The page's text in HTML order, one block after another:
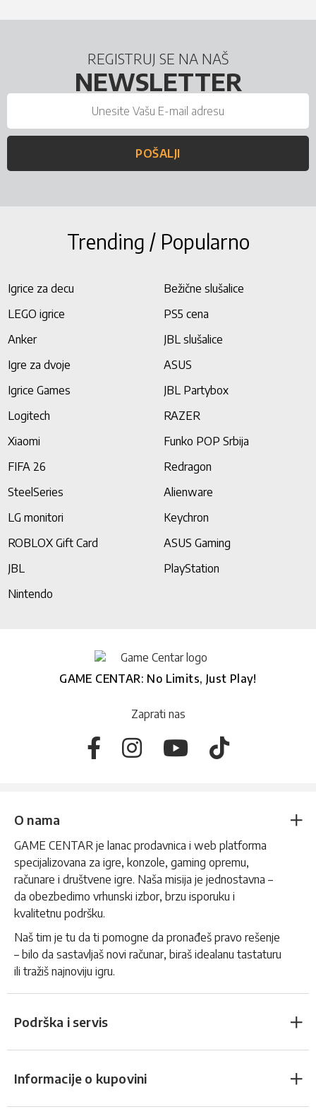
REGISTRUJ SE NA NAŠ
NEWSLETTER
POŠALJI
Trending / Popularno
Igrice za decu
Bežične slušalice
LEGO igrice
PS5 cena
Anker
JBL slušalice
Igre za dvoje
ASUS
Igrice Games
JBL Partybox
Logitech
RAZER
Xiaomi
Funko POP Srbija
FIFA 26
Redragon
SteelSeries
Alienware
LG monitori
Keychron
ROBLOX Gift Card
ASUS Gaming
JBL
PlayStation
Nintendo
GAME CENTAR: No Limits, Just Play!
Zaprati nas
O nama
GAME CENTAR je lanac prodavnica i web platforma
specijalizovana za igre, konzole, gaming opremu,
računare i društvene igre. Naša misija je jednostavna –
da obezbedimo vrhunski izbor, brzu isporuku i
kvalitetnu podršku.
Naš tim je tu da ti pomogne da pronađeš pravo rešenje
– bilo da sastavljaš novi računar, biraš idealanu tastaturu
ili tražiš najnoviju igru.
Podrška i servis
Informacije o kupovini